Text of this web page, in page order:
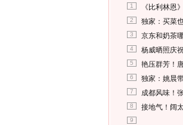
1 《比利林恩
2 独家：买菜
3 京东和奶茶
4 杨威晒照庆
5 艳压群芳！
6 独家：姚晨
7 成都风味！
8 接地气！阔
9